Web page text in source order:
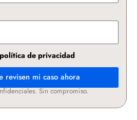
política de privacidad
revisen mi caso ahora
Sin compromiso.